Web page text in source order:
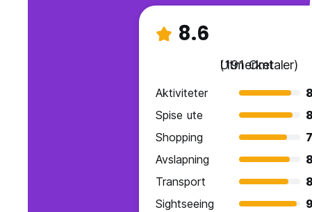
8.6
Utmerket
(191 Omtaler)
Aktiviteter
Spise ute
Shopping
Avslapning
Transport
Sightseeing